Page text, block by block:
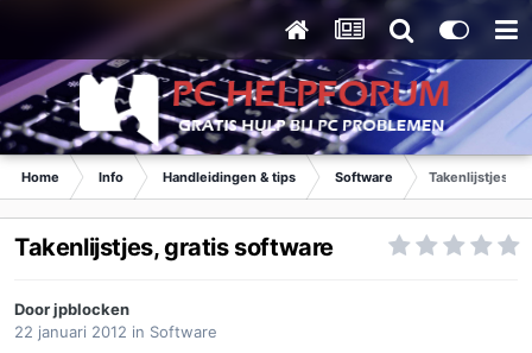
Home Info Handleidingen & tips Software Takenlijstjes,
Takenlijstjes, gratis software
Doorjpblocken
22 januari 2012 in Software